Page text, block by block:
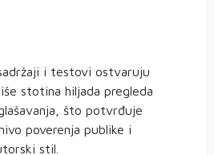
i testovi ostvaruju
stotina hiljada pregleda
što potvrđuje
poverenja publike i
stil.